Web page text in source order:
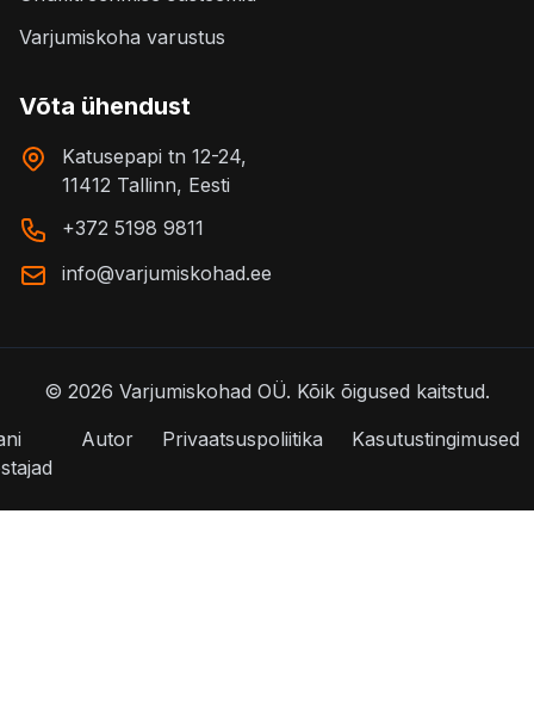
Varjumiskoha varustus
Võta ühendust
Katusepapi tn 12-24,
11412 Tallinn, Eesti
+372 5198 9811
info@varjumiskohad.ee
© 2026 Varjumiskohad OÜ. Kõik õigused kaitstud.
Autor Privaatsuspoliitika Kasutustingimused